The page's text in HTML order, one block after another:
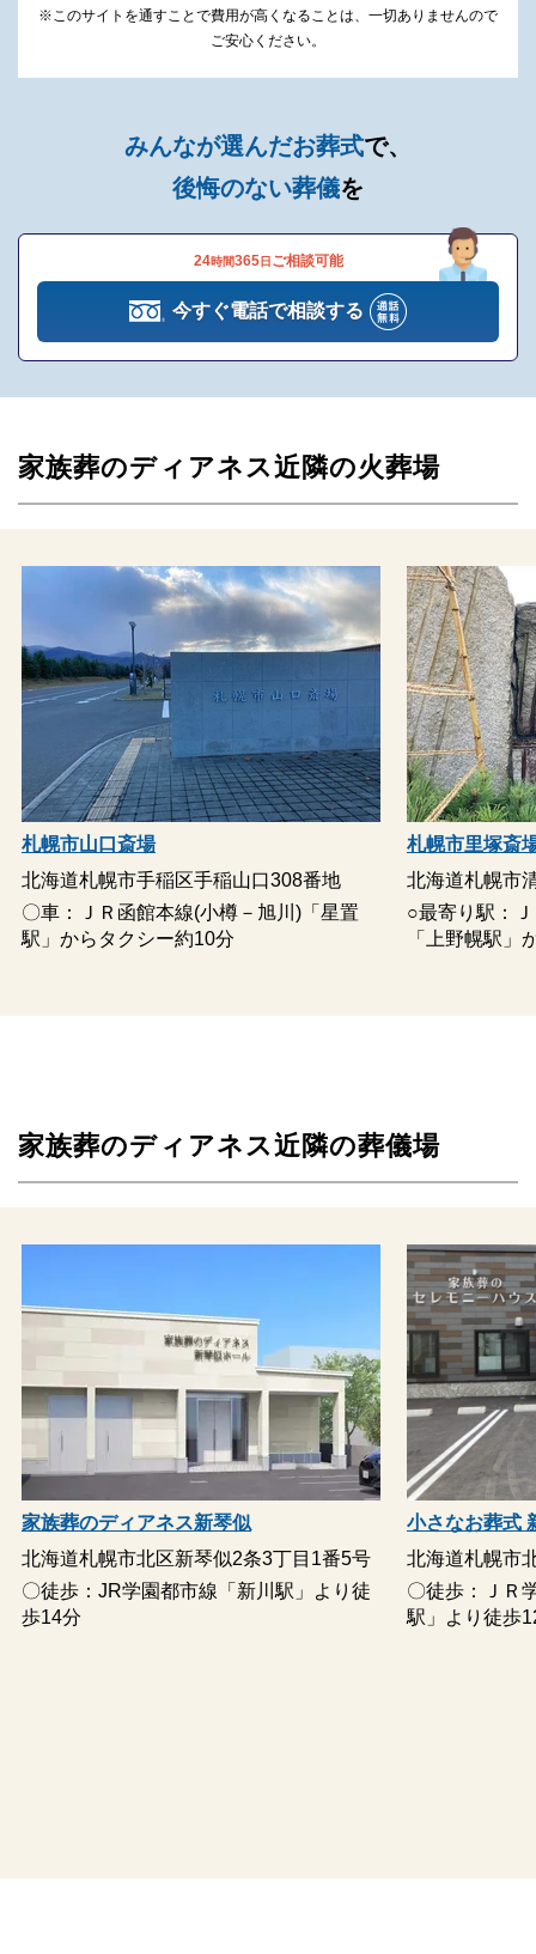
24時間ご利用いただける安置室を完備
そのためマンションなどの自宅では安置できないという方も安心
してご利用いただけます。
安置室では最期まで故人様に付き添っていただけます。
お越しいただくことも可能なので、スムーズにご安置に移れま
事前の相談から葬儀後まで徹底したサポート体
後悔しないような葬儀を執り行うためには、事前の準備や相談も
家族葬のディアネスは24時間営業年中無休で営業しているため、
困ったときはいつでも事前相談が可能です。
家族葬のディアネスで受ける事前相談のメリットは、以下の通り
式場の雰囲気がわかる
スタッフの雰囲気がわかる
葬儀費用が前もってわかる
事前相談の方法は「電話」「対面」「出張相談」なども可能で
す。
多いですが、家族葬のディアネスには「アフターサポート」があ
ります。
御法要
遺品整理
遺産相続
お位牌
仏壇
専門的知識が必要な相続関係の手続きも税理士などをご紹介可能
であるため、安心してご利用いただけます。
※このサイトを通すことで費用が高くなることは、一切ありませんので
ご安心ください。
みんなが選んだお葬式で、
後悔のない葬儀を
24時間365日 ご相談可能
今すぐ電話で相談する
家族葬のディアネス近隣の火葬場
札幌市山口斎場
北海道札幌市手稲区手稲山口308番地
〇車：ＪＲ函館本線(小樽－旭川)「星置
駅」からタクシー約10分
札幌市里塚斎
北海道札幌市
○最寄り駅：
「上野幌駅」
家族葬のディアネス近隣の葬儀場
家族葬のディアネス新琴似
北海道札幌市北区新琴似2条3丁目1番5号
〇徒歩：JR学園都市線「新川駅」より徒
歩14分
小さなお葬式
北海道札幌市
〇徒歩：ＪＲ
駅」より徒歩